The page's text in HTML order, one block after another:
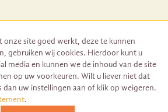
site goed werkt, deze te kunnen
gebruiken wij cookies. Hierdoor kunt u
media en kunnen we de inhoud van de site
op uw voorkeuren. Wilt u liever niet dat
dan uw instellingen aan of klik op weigeren.
.